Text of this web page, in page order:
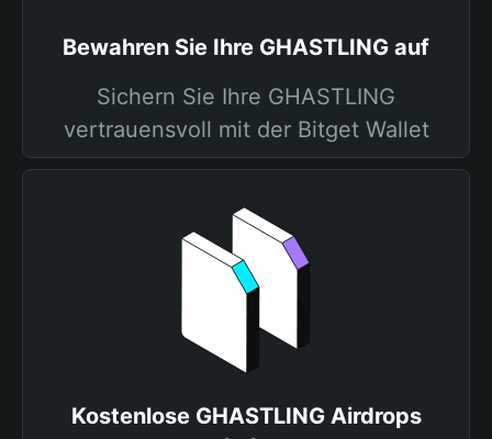
Bewahren Sie Ihre GHASTLING auf
Sichern Sie Ihre GHASTLING
vertrauensvoll mit der Bitget Wallet
Kostenlose GHASTLING Airdrops